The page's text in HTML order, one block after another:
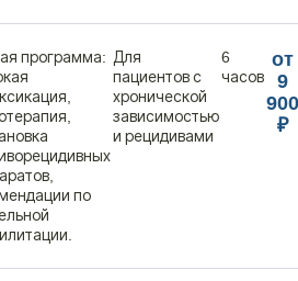
программа:
по
Для
пациентов с
хронической
зависимостью
и рецидивами
6
часов
от
9
900
₽